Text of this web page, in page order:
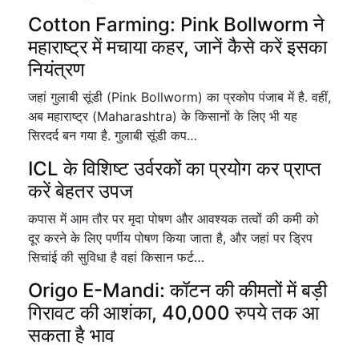
Cotton Farming: Pink Bollworm ने
महाराष्ट्र में मचाया कहर, जानें कैसे करें इसका
नियंत्रण
जहां गुलाबी सूंडी (Pink Bollworm) का प्रकोप पंजाब में है. वहीं,
अब महाराष्ट्र (Maharashtra) के किसानों के लिए भी यह
सिरदर्द बन गया है. गुलाबी सूंडी कप…
ICL के विशिष्ट उर्वरकों का प्रयोग कर प्राप्त
करें बेहतर उपज
कपास में आम तौर पर मृदा पोषण और आवश्यक तत्वों की कमी को
दूर करने के लिए पर्णीय पोषण किया जाता है, और जहां पर ड्रिप
सिचांई की सुविधा है वहां किसान फर्ट…
Origo E-Mandi: कॉटन की कीमतों में बड़ी
गिरावट की आशंका, 40,000 रुपये तक आ
सकता है भाव